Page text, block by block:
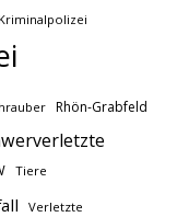
Kriminalpolizei
Rhön-Grabfeld
Tiere
Verletzte